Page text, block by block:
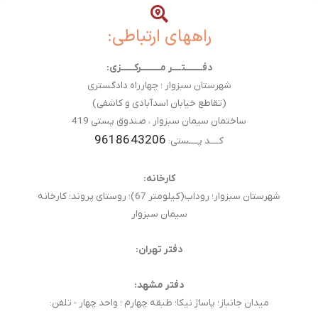
راههای ارتباطی:
دفــــــــتــــر مـــــــــرکــــــزی:
شهرستان سبزوار ؛ چهارراه دادگستری
(تقاطع خیابان اسدآبادی و کاشفی)
ساختمان سیمان سبزوار ، صندوق پستی 419
کــــد پــــستی: 9618643206
کارخانه:
شهرستان سبزوار؛ روداب(کیلومتر 67)؛ روستای پروند؛ کارخانه
سیمان سبزوار
دفتر تهران:
دفتر مشهد:
میدان جانباز؛ پاساژ نیکا؛ طبقه چهارم ؛ واحد چهار - تلفن: